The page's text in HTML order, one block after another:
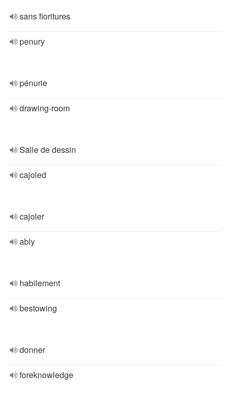
sans fioritures
penury
pénurie
drawing-room
Salle de dessin
cajoled
cajoler
ably
habilement
bestowing
donner
foreknowledge